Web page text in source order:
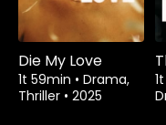
Die My Love
1t 59min • Drama,
Thriller • 2025